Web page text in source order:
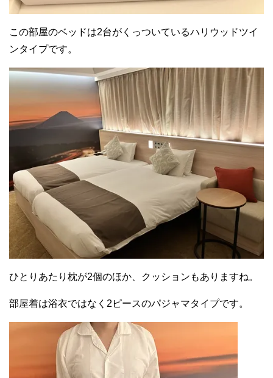
この部屋のベッドは2台がくっついているハリウッドツイ
ンタイプです。
ひとりあたり枕が2個のほか、クッションもありますね。
部屋着は浴衣ではなく2ピースのパジャマタイプです。